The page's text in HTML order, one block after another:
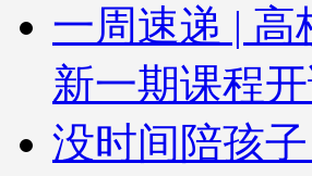
一周速递 |
新一期课程
没时间陪孩